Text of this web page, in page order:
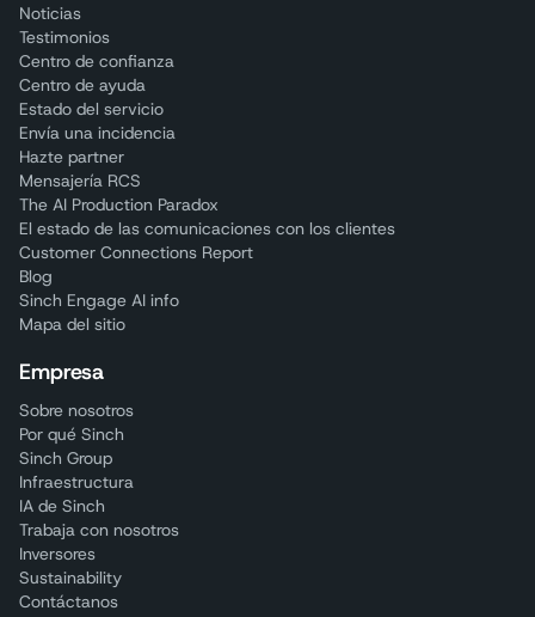
Noticias
Testimonios
Centro de confianza
Centro de ayuda
Estado del servicio
Envía una incidencia
Hazte partner
Mensajería RCS
The AI Production Paradox
El estado de las comunicaciones con los clientes
Customer Connections Report
Blog
Sinch Engage AI info
Mapa del sitio
Empresa
Sobre nosotros
Por qué Sinch
Sinch Group
Infraestructura
IA de Sinch
Trabaja con nosotros
Inversores
Sustainability
Contáctanos